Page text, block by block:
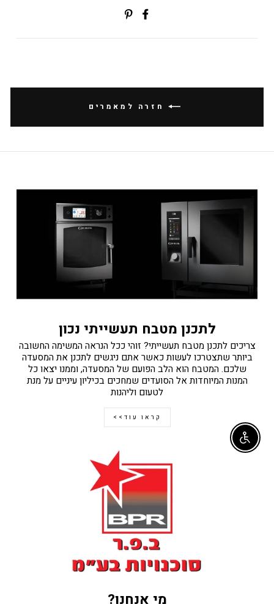
שתפי
חזרה למאמרים
לתכנן מטבח תעשייתי נכון
צריכים לתכנן מטבח תעשייתי? זוהי ככל הנראה המשימה החשובה
ביותר שתצטרכו לעשות כאשר אתם ניגשים לתכנן את המסעדה
שלכם. המטבח הוא הלב הפועם של המסעדה, וממנו יצאו כל
המנות המיוחדות אל הסועדים שמחכים בכיליון עיניים על מנת
לטעום וליהנות
קראו עוד>>
מי אנחנו?
Enable accessibility